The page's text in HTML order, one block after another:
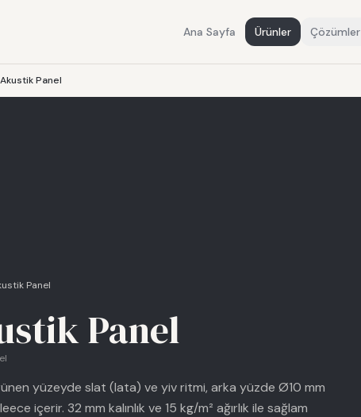
Ana Sayfa Ürünler Çözümler
Panel
Panel
Panel
yüzeyde slat (lata) ve yiv ritmi, arka yüzde Ø10 mm
içerir. 32 mm kalınlık ve 15 kg/m² ağırlık ile sağlam